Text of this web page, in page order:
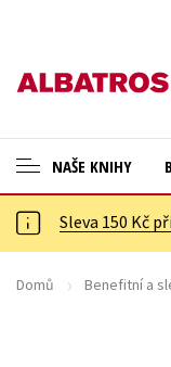
NAŠE KNIHY
ANGLICKÉ KNIHY
VÝPRODEJ -70 %
Sleva 150 Kč
Domů Benefitní a